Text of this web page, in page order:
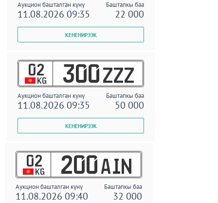
Аукцион башталган күнү Баштапкы баа
11.08.2026 09:35 22 000
02
KG 300 ZZZ
Аукцион башталган күнү Баштапкы баа
11.08.2026 09:35 50 000
02
KG 200 AIN
Аукцион башталган күнү Баштапкы баа
11.08.2026 09:40 32 000